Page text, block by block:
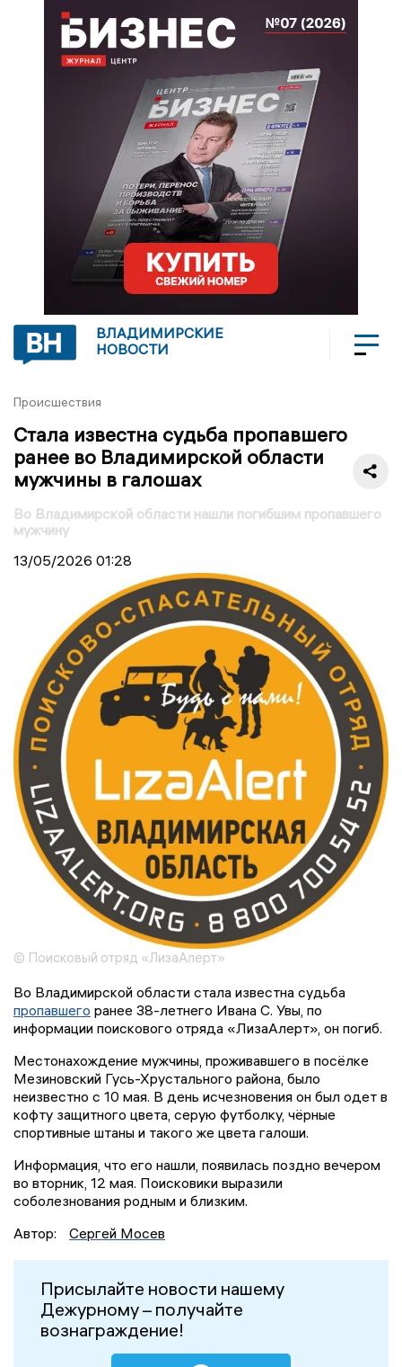
ВЛАДИМИРСКИЕ
НОВОСТИ
Происшествия
Стала известна судьба пропавшего
ранее во Владимирской области
мужчины в галошах
Во Владимирской области нашли погибшим пропавшего
мужчину
13/05/2026 01:28
© Поисковый отряд «ЛизаАлерт»
Во Владимирской области стала известна судьба
пропавшего ранее 38-летнего Ивана С. Увы, по
информации поискового отряда «ЛизаАлерт», он погиб.
Местонахождение мужчины, проживавшего в посёлке
Мезиновский Гусь-Хрустального района, было
неизвестно с 10 мая. В день исчезновения он был одет в
кофту защитного цвета, серую футболку, чёрные
спортивные штаны и такого же цвета галоши.
Информация, что его нашли, появилась поздно вечером
во вторник, 12 мая. Поисковики выразили
соболезнования родным и близким.
Автор:
Сергей Мосев
Присылайте новости нашему
Дежурному – получайте
вознаграждение!